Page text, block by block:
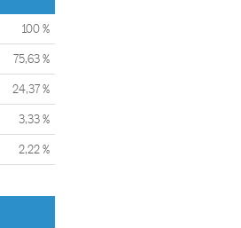
100 %
75,63 %
24,37 %
3,33 %
2,22 %